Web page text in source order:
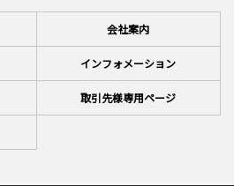
会社案内
インフォメーション
取引先様専用ページ